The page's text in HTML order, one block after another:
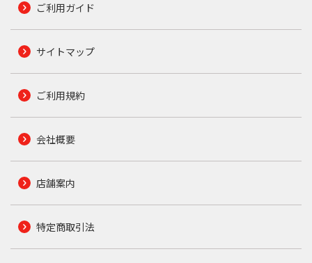
ご利用ガイド
サイトマップ
ご利用規約
会社概要
店舗案内
特定商取引法